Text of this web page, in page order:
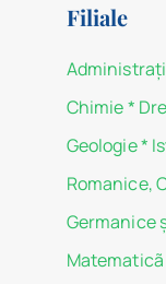
Filiale
Chimie*
Geologie*
Romanice,
Germanice